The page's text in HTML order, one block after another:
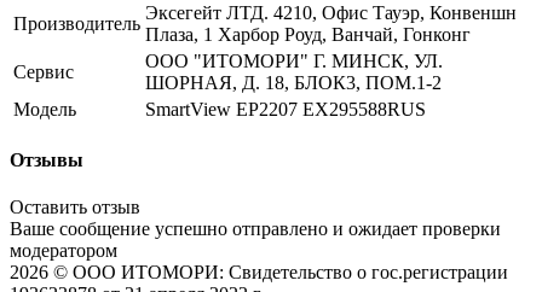
Производитель
Эксегейт ЛТД. 4210, Офис Тауэр, Конвеншн
Плаза, 1 Харбор Роуд, Ванчай, Гонконг
Сервис
ООО "ИТОМОРИ" Г. МИНСК, УЛ.
ШОРНАЯ, Д. 18, БЛОК3, ПОМ.1-2
Модель
SmartView EP2207 EX295588RUS
Отзывы
Оставить отзыв
Ваше сообщение успешно отправлено и ожидает проверки
модератором
2026 © ООО ИТОМОРИ: Свидетельство о гос.регистрации